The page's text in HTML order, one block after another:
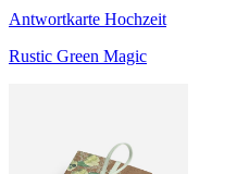
Antwortkarte Hochzeit
Rustic Green Magic